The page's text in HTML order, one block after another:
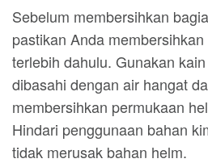
Sebelum membersihkan
pastikan Anda
terlebih dahulu. Gunakan
dibasahi dengan air hangat
membersihkan permukaan
Hindari penggunaan bahan
tidak merusak bahan helm.